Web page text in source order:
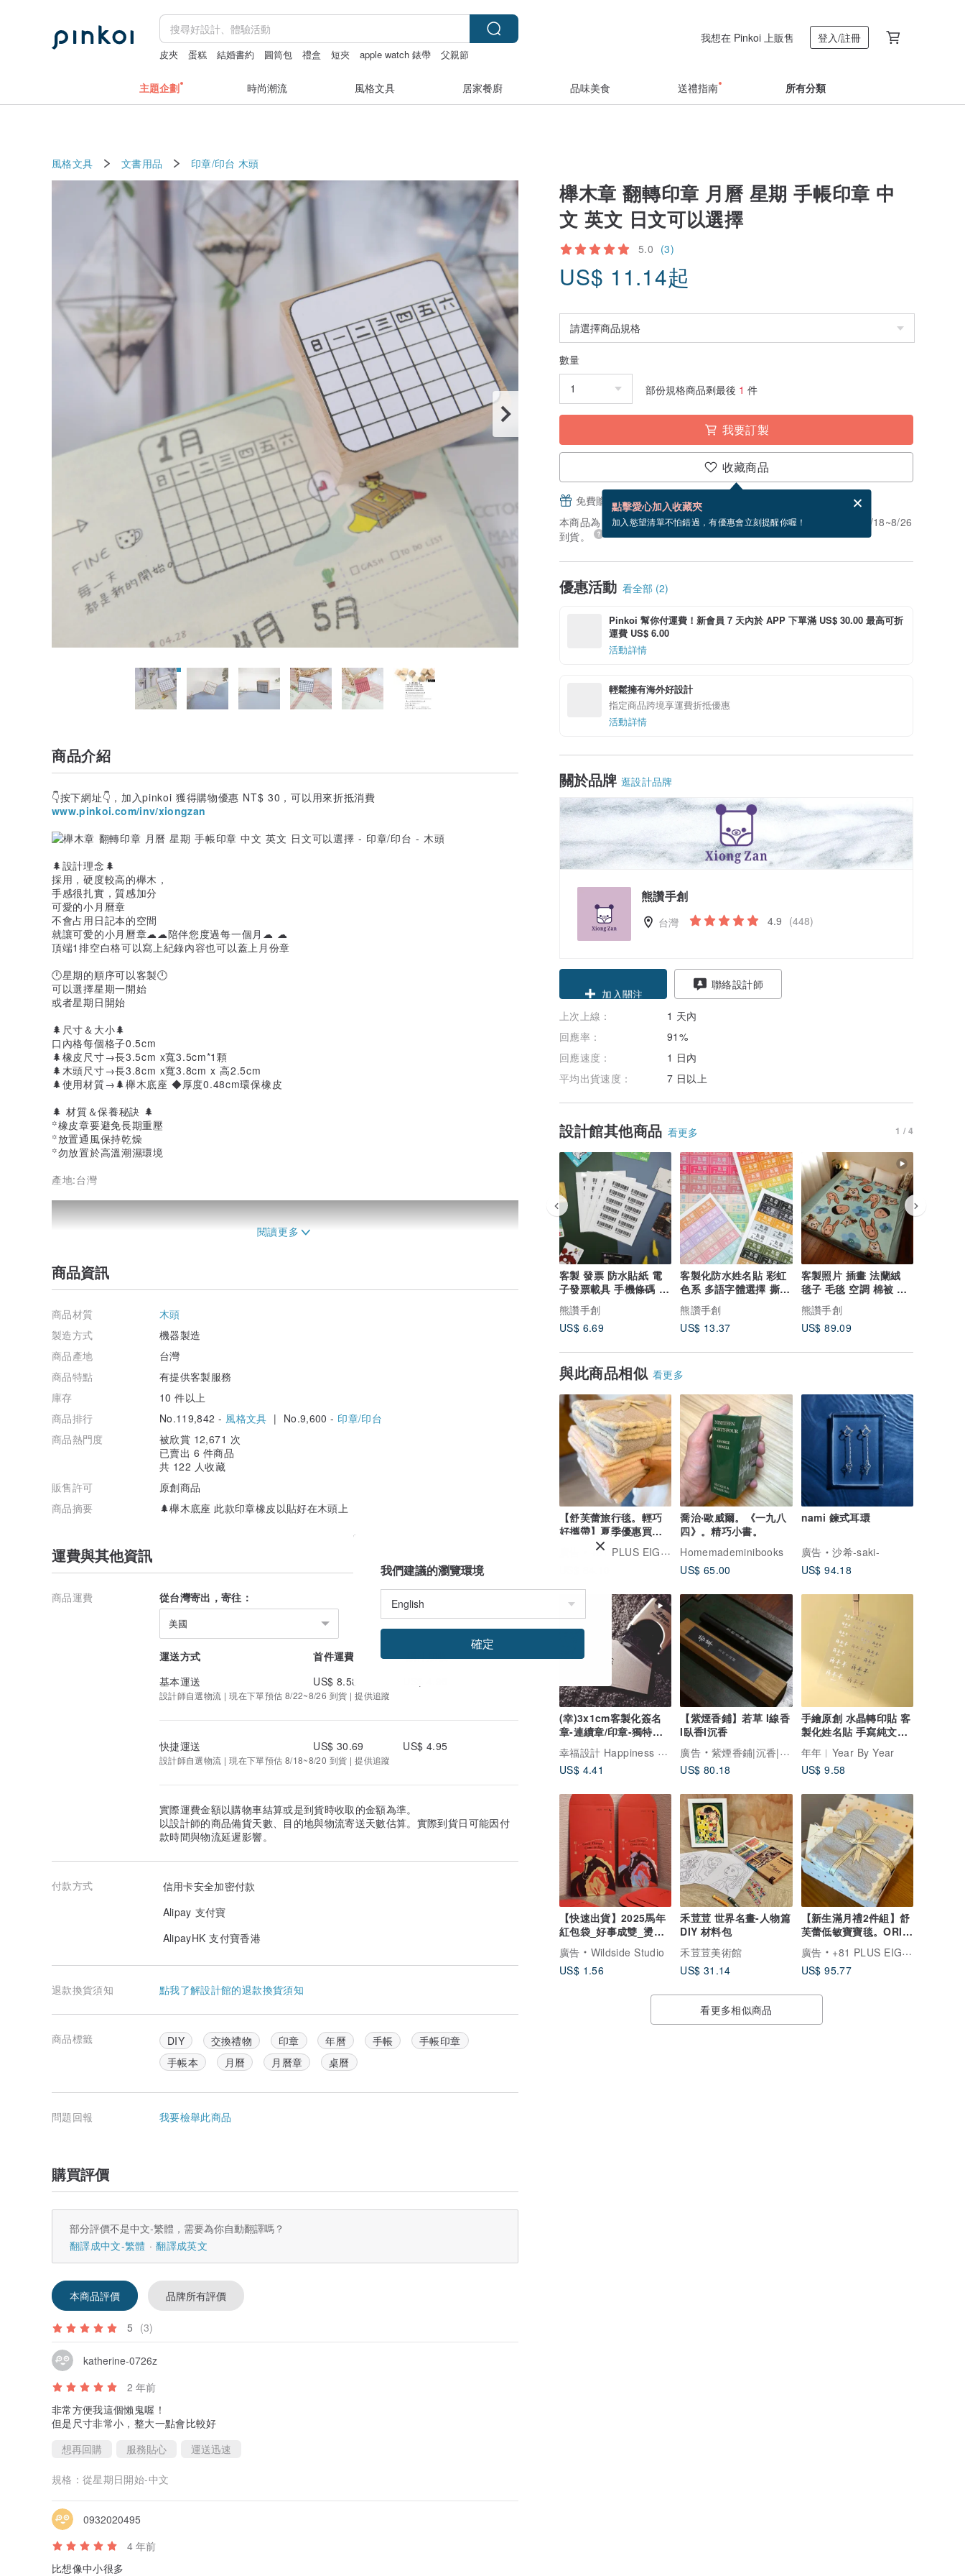
皮夾 蛋糕 結婚書約 圓筒包 禮盒 短夾 apple watch 錶帶 父親節
我想在 Pinkoi 上販售 登入/註冊
主題企劃 時尚潮流 風格文具 居家餐廚 品味美食 送禮指南 所有分類
風格文具 文書用品 印章/印台 木頭
櫸木章 翻轉印章 月曆 星期 手帳印章 中
文 英文 日文可以選擇
5.0 (3)
US$ 11.14起
數量
部份規格商品剩最後 1 件
我要訂製
收藏商品
點擊愛心加入收藏夾
加入慾望清單不怕錯過，有優惠會立刻提醒你喔！
免費贈送電子賀卡，結帳完成後填寫
本商品為「接單訂製」。付款後需 7 個工作天製作。現在下單預估 8/18~8/26
到貨。
優惠活動 看全部 (2)
Pinkoi 幫你付運費！新會員 7 天內於 APP 下單滿 US$ 30.00 最高可折
運費 US$ 6.00
活動詳情
輕鬆擁有海外好設計
指定商品跨境享運費折抵優惠
活動詳情
關於品牌 逛設計品牌
熊讚手創
台灣 4.9 (448)
加入關注
聯絡設計師
上次上線：
1 天內
回應率：
91%
回應速度：
1 日內
平均出貨速度：
7 日以上
設計館其他商品 看更多 1 / 4
客製 發票 防水貼紙 電
子發票載具 手機條碼 載
具 條碼 姓名貼
熊讚手創
US$ 6.69
客製化防水姓名貼 彩虹
色系 多語字體選擇 撕不
破耐用貼紙 相片
熊讚手創
US$ 13.37
客製照片 插畫 法蘭絨
毯子 毛毯 空調 棉被 沙
發毯 聖誕節 禮品
熊讚手創
US$ 89.09
與此商品相似 看更多
【舒芙蕾旅行毯。輕巧
好攜帶】夏季優惠買就
送ORIM今治認證涼感巾
+81 PLUS EIGHTY ONE
喬治‧歐威爾。《一九八
四》。精巧小書。
Homemademinibooks
US$ 65.00
nami 鍊式耳環
廣告
沙希-saki-
US$ 94.18
(幸)3x1cm客製化簽名
章-連續章/印章-獨特簽
名章【客製化禮物】
幸福設計 Happiness Design
US$ 4.41
【紫煙香鋪】若草 I線香
I臥香I沉香
廣告
紫煙香鋪|沉香|檀香|香爐|佛教
US$ 80.18
手繪原創 水晶轉印貼 客
製化姓名貼 手寫純文字
年年︱Year By Year
US$ 9.58
【快速出貨】2025馬年
紅包袋_好事成雙_燙金/
雷射銀
廣告
Wildside Studio
US$ 1.56
禾荳荳 世界名畫-人物篇
DIY 材料包
禾荳荳美術館
US$ 31.14
【新生滿月禮2件組】舒
芙蕾低敏寶寶毯。ORIM
純棉洗澡巾
廣告
+81 PLUS EIGHTY ONE
US$ 95.77
看更多相似商品
商品介紹
👇按下網址👇，加入pinkoi 獲得購物優惠 NT$ 30，可以用來折抵消費
www.pinkoi.com/inv/xiongzan
🌲設計理念🌲
採用，硬度較高的櫸木，
手感很扎實，質感加分
可愛的小月曆章
不會占用日記本的空間
就讓可愛的小月曆章☁☁陪伴您度過每一個月☁ ☁
頂端1排空白格可以寫上紀錄內容也可以蓋上月份章
🕛星期的順序可以客製🕛
可以選擇星期一開始
或者星期日開始
🌲尺寸＆大小🌲
口內格每個格子0.5cm
🌲橡皮尺寸→長3.5cm x寬3.5cm*1顆
🌲木頭尺寸→長3.8cm x寬3.8cm x 高2.5cm
🌲使用材質→🌲櫸木底座 ◆厚度0.48cm環保橡皮
🌲 材質＆保養秘訣 🌲
꙳橡皮章要避免長期重壓
꙳放置通風保持乾燥
꙳勿放置於高溫潮濕環境
產地:台灣
#子彈#手帳#日記#文具#老師章#橡皮章
#客製印章#zakka#卡片#木頭橡皮章
＃文創＃名片#DIY#文青#禮物
商品資訊
商品材質
木頭
製造方式
機器製造
商品產地
台灣
商品特點
有提供客製服務
庫存
10 件以上
商品排行
No.119,842 - 風格文具 | No.9,600 - 印章/印台
商品熱門度
被欣賞 12,671 次
已賣出 6 件商品
共 122 人收藏
販售許可
原創商品
商品摘要
🌲櫸木底座 此款印章橡皮以貼好在木頭上
運費與其他資訊
商品運費 從台灣寄出，寄往：
美國
運送方式 首件運費
續件加收
基本運送
US$ 8.58
設計師自選物流 | 現在下單預估 8/22~8/26 到貨 | 提供追蹤
快捷運送 US$ 30.69 US$ 4.95
設計師自選物流 | 現在下單預估 8/18~8/20 到貨 | 提供追蹤
實際運費金額以購物車結算或是到貨時收取的金額為準。
以設計師的商品備貨天數、目的地與物流寄送天數估算。實際到貨日可能因付
款時間與物流延遲影響。
付款方式
信用卡安全加密付款
Alipay 支付寶
AlipayHK 支付寶香港
退款換貨須知 點我了解設計館的退款換貨須知
商品標籤 DIY 交換禮物 印章 年曆 手帳
手帳印章
手帳本
月曆 月曆章 桌曆
問題回報 我要檢舉此商品
購買評價
部分評價不是中文-繁體，需要為你自動翻譯嗎？
翻譯成中文-繁體
翻譯成英文
本商品評價 品牌所有評價
5 (3)
katherine-0726z
2 年前
非常方便我這個懶鬼喔！
但是尺寸非常小，整大一點會比較好
想再回購
服務貼心 運送迅速
規格：從星期日開始-中文
0932020495
4 年前
比想像中小很多
我們建議的瀏覽環境
確定